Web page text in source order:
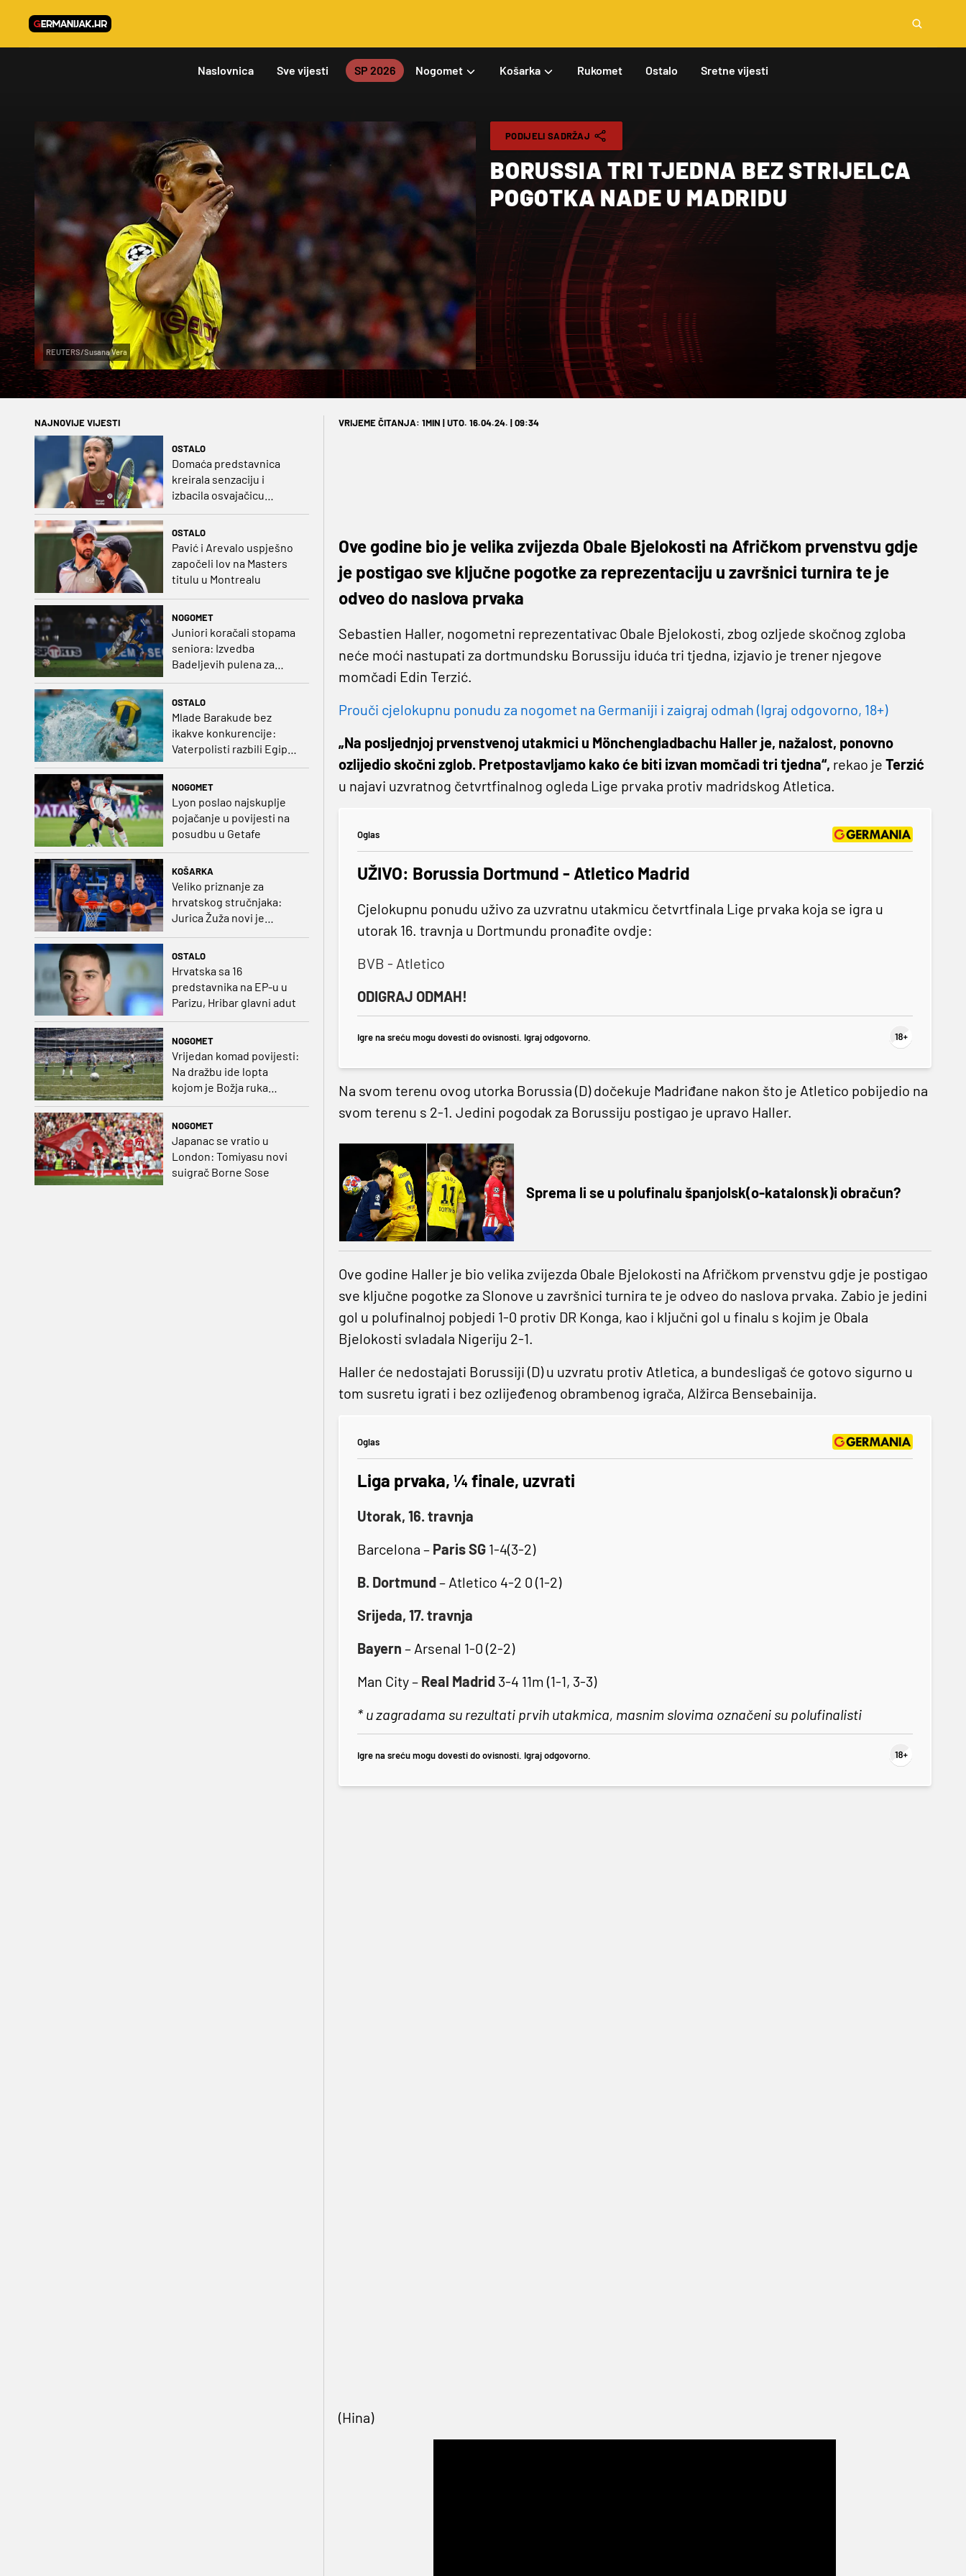
Naslovnica Sve vijesti SP 2026 Nogomet Košarka Rukomet Ostalo Sretne vijesti
REUTERS/Susana Vera
PODIJELI SADRŽAJ
BORUSSIA TRI TJEDNA BEZ STRIJELCA
POGOTKA NADE U MADRIDU
NAJNOVIJE VIJESTI
OSTALO
Domaća predstavnica
kreirala senzaciju i
izbacila osvajačicu
OSTALO
Pavić i Arevalo uspješno
započeli lov na Masters
titulu u Montrealu
NOGOMET
Juniori koračali stopama
seniora: Izvedba
Badeljevih pulena za
čistu peticu protiv
OSTALO
Mlade Barakude bez
ikakve konkurencije:
Vaterpolisti razbili Egipat
za polufinale SP-a!
NOGOMET
Lyon poslao najskuplje
pojačanje u povijesti na
posudbu u Getafe
KOŠARKA
Veliko priznanje za
hrvatskog stručnjaka:
Jurica Žuža novi je
OSTALO
Hrvatska sa 16
predstavnika na EP-u u
Parizu, Hribar glavni adut
NOGOMET
Vrijedan komad povijesti:
Na dražbu ide lopta
kojom je Božja ruka
NOGOMET
Japanac se vratio u
London: Tomiyasu novi
suigrač Borne Sose
VRIJEME ČITANJA: 1MIN | UTO. 16.04.24. | 09:34
Ove godine bio je velika zvijezda Obale Bjelokosti na Afričkom prvenstvu gdje
je postigao sve ključne pogotke za reprezentaciju u završnici turnira te je
odveo do naslova prvaka
Sebastien Haller, nogometni reprezentativac Obale Bjelokosti, zbog ozljede skočnog zgloba
neće moći nastupati za dortmundsku Borussiju iduća tri tjedna, izjavio je trener njegove
momčadi Edin Terzić.
Prouči cjelokupnu ponudu za nogomet na Germaniji i zaigraj odmah (Igraj odgovorno, 18+)
„Na posljednjoj prvenstvenoj utakmici u Mönchengladbachu Haller je, nažalost, ponovno
ozlijedio skočni zglob. Pretpostavljamo kako će biti izvan momčadi tri tjedna“, rekao je Terzić
u najavi uzvratnog četvrtfinalnog ogleda Lige prvaka protiv madridskog Atletica.
Oglas
UŽIVO: Borussia Dortmund - Atletico Madrid
Cjelokupnu ponudu uživo za uzvratnu utakmicu četvrtfinala Lige prvaka koja se igra u
utorak 16. travnja u Dortmundu pronađite ovdje:
BVB - Atletico
ODIGRAJ ODMAH!
Igre na sreću mogu dovesti do ovisnosti. Igraj odgovorno.
Na svom terenu ovog utorka Borussia (D) dočekuje Madriđane nakon što je Atletico pobijedio na
svom terenu s 2-1. Jedini pogodak za Borussiju postigao je upravo Haller.
Sprema li se u polufinalu španjolsk(o-katalonsk)i obračun?
Ove godine Haller je bio velika zvijezda Obale Bjelokosti na Afričkom prvenstvu gdje je postigao
sve ključne pogotke za Slonove u završnici turnira te je odveo do naslova prvaka. Zabio je jedini
gol u polufinalnoj pobjedi 1-0 protiv DR Konga, kao i ključni gol u finalu s kojim je Obala
Bjelokosti svladala Nigeriju 2-1.
Haller će nedostajati Borussiji (D) u uzvratu protiv Atletica, a bundesligaš će gotovo sigurno u
tom susretu igrati i bez ozlijeđenog obrambenog igrača, Alžirca Bensebainija.
Oglas
Liga prvaka, ¼ finale, uzvrati
Utorak, 16. travnja
Barcelona – Paris SG1-4(3-2)
B. Dortmund– Atletico 4-2 0 (1-2)
Srijeda, 17. travnja
Bayern – Arsenal 1-0 (2-2)
Man City – Real Madrid 3-4 11m (1-1, 3-3)
* u zagradama su rezultati prvih utakmica, masnim slovima označeni su polufinalisti
Igre na sreću mogu dovesti do ovisnosti. Igraj odgovorno.
(Hina)